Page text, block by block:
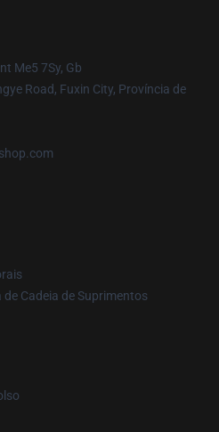
Me5 7Sy, Gb
Road, Fuxin City, Província de
de Cadeia de Suprimentos